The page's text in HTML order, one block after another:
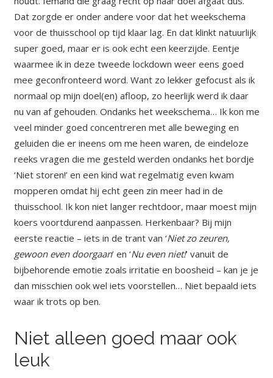
Dat zorgde er onder andere voor dat het weekschema
voor de thuisschool op tijd klaar lag. En dat klinkt natuurlijk
super goed, maar er is ook echt een keerzijde. Eentje
waarmee ik in deze tweede lockdown weer eens goed
mee geconfronteerd word. Want zo lekker gefocust als ik
normaal op mijn doel(en) afloop, zo heerlijk werd ik daar
nu van af gehouden. Ondanks het weekschema… Ik kon me
veel minder goed concentreren met alle beweging en
geluiden die er ineens om me heen waren, de eindeloze
reeks vragen die me gesteld werden ondanks het bordje
‘Niet storen!’ en een kind wat regelmatig even kwam
mopperen omdat hij echt geen zin meer had in de
thuisschool. Ik kon niet langer rechtdoor, maar moest mijn
koers voortdurend aanpassen. Herkenbaar? Bij mijn
eerste reactie – iets in de trant van ‘Niet zo zeuren,
gewoon even doorgaan’ en ‘Nu even niet!’ vanuit de
bijbehorende emotie zoals irritatie en boosheid – kan je je
dan misschien ook wel iets voorstellen… Niet bepaald iets
waar ik trots op ben.
Niet alleen goed maar ook
leuk